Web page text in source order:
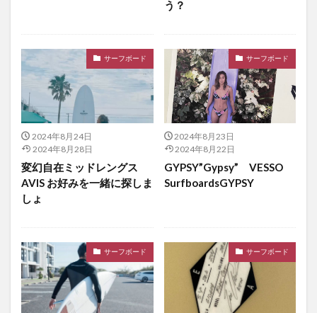
う？
サーフボード
2024年8月24日
2024年8月28日
変幻自在ミッドレングス
AVIS お好みを一緒に探しま
しょ
サーフボード
2024年8月23日
2024年8月22日
GYPSY”Gypsy” VESSO
SurfboardsGYPSY
サーフボード サーフボード